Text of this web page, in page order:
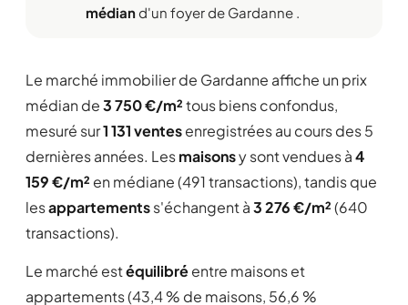
médiand'un foyer de Gardanne .
Le marché immobilier de Gardanne affiche un prix
médian de3 750 €/m²tous biens confondus,
mesuré sur1 131 ventesenregistrées au cours des 5
dernières années. Lesmaisonsy sont vendues à4
159 €/m² en médiane (491 transactions), tandis que
lesappartementss'échangent à3 276 €/m²(640
transactions).
Le marché estéquilibréentre maisons et
appartements (43,4 % de maisons, 56,6 %